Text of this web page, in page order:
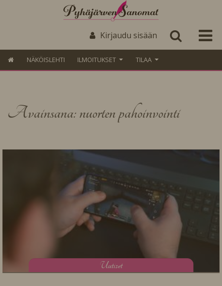
Kirjaudu sisään
NÄKÖISLEHTI ILMOITUKSET TILAA
Avainsana: nuorten pahoinvointi
Uutiset